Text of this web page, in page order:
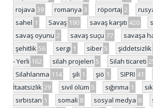
rojava 39 romanya 3 röportaj 2
sahel 1 Savaş 190 savaş karşıtı 420
savaş oyunu 2 savaş suçu 77 savaşa
şehitlik 56 sergi 1 siber 5 şiddetsizlik
- Yerli 162 silah projeleri 5 Silah ticareti
Silahlanma 114 şili 1 şiö 1 SIPRI 41
İtaatsizlik 29 sivil ölüm 5 sığınma 1
sırbistan 1 somali 8 sosyal medya 8